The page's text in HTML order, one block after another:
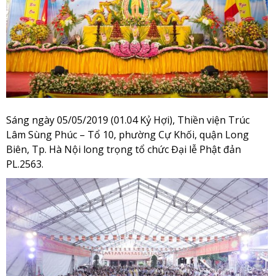
Sáng ngày 05/05/2019 (01.04 Kỷ Hợi), Thiền viện Trúc
Lâm Sùng Phúc – Tổ 10, phường Cự Khối, quận Long
Biên, Tp. Hà Nội long trọng tổ chức Đại lễ Phật đản
PL.2563.